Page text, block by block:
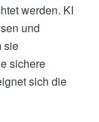
werden. KI
und
sie
sichere
sich die